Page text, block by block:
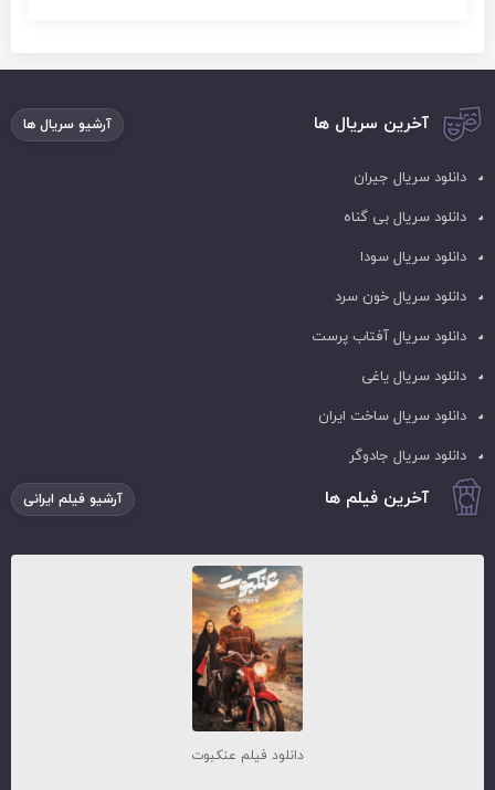
آخرین سریال ها آرشیو سریال ها
دانلود سریال جیران
دانلود سریال بی گناه
دانلود سریال سودا
دانلود سریال خون سرد
دانلود سریال آفتاب پرست
دانلود سریال یاغی
دانلود سریال ساخت ایران
دانلود سریال جادوگر
آخرین فیلم ها آرشیو فیلم ایرانی
دانلود فیلم عنکبوت